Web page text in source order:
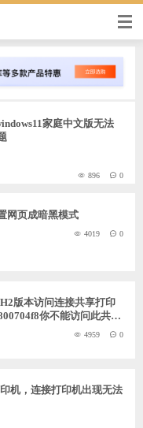
家庭中文版无法
896 0
网页成暗黑模式
4019 0
版本访问连接共享打印
你不能访问此共享
4959 0
机，连接打印机出现无法